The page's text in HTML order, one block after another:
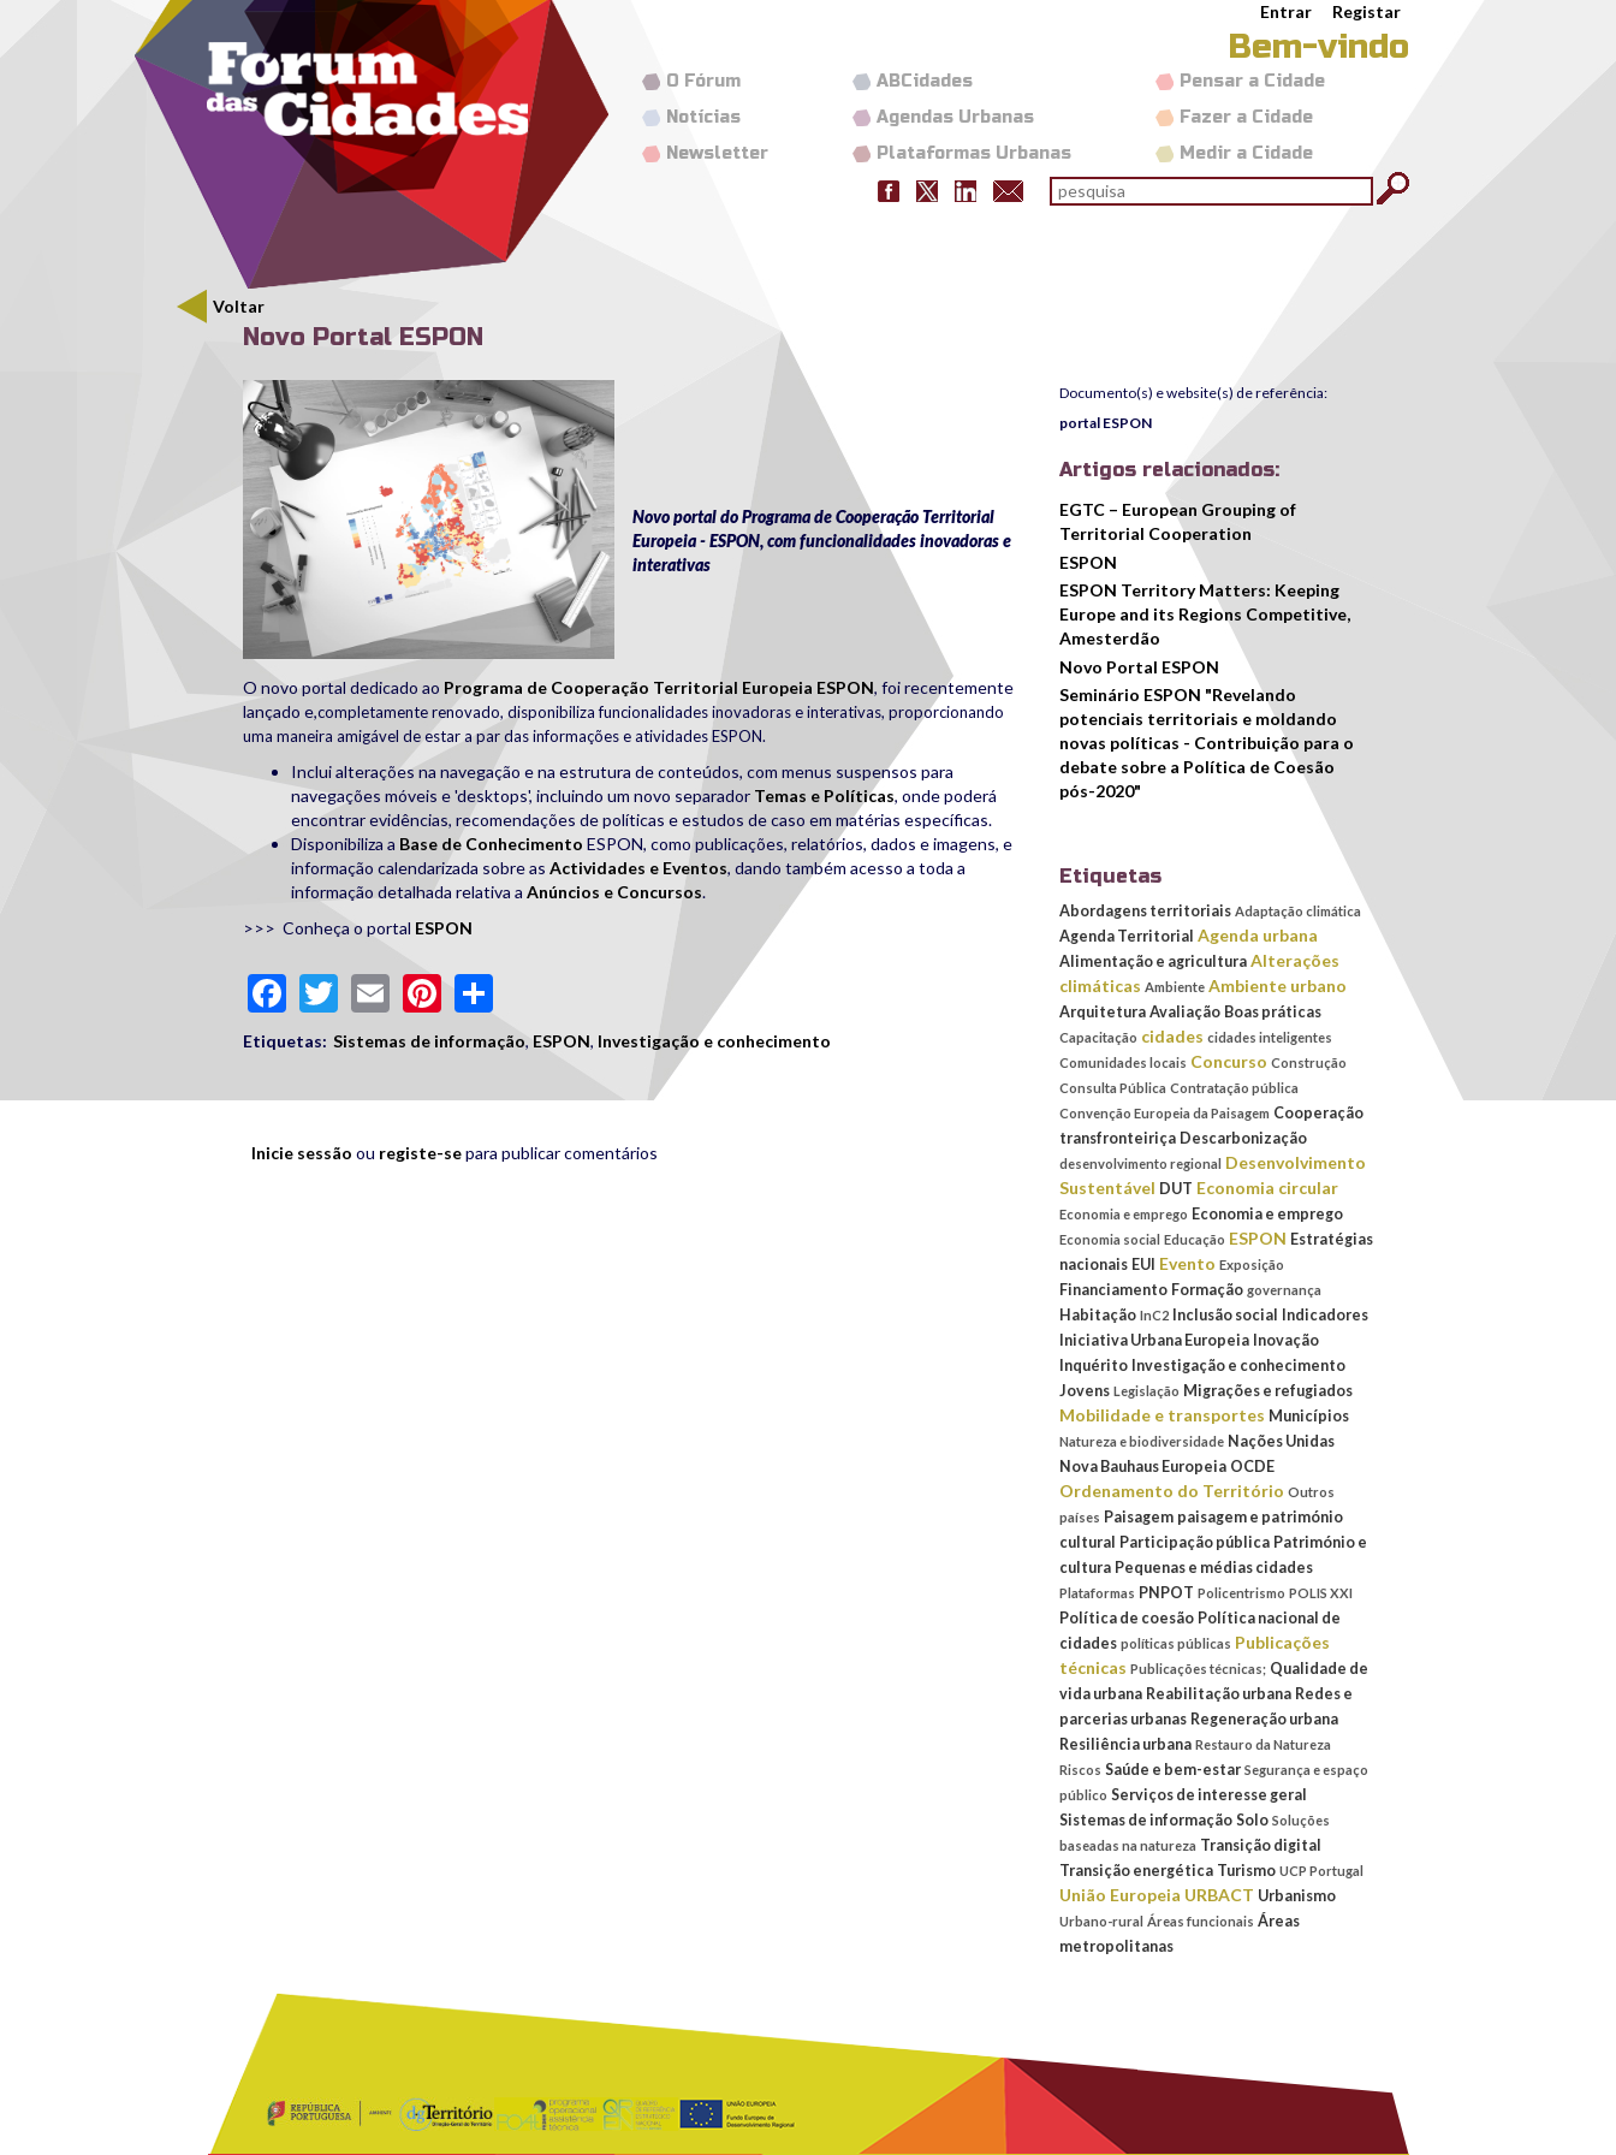
Passar para o conteúdo principalMenu secundário Entrar Registar
Bem-vindo
Pensar a Cidade
Fazer a Cidade
Medir a Cidade
ABCidades
Agendas Urbanas
Plataformas Urbanas
O Fórum
Notícias
Newsletter
Formulário de pesquisa
pesquisar
Voltar
Novo Portal ESPON
portalespon.jpg
Novo portal do Programa de Cooperação Territorial
Europeia - ESPON, com funcionalidades inovadoras e
interativas
O novo portal dedicado ao Programa de Cooperação Territorial Europeia ESPON, foi recentemente
lançado e,completamente renovado, disponibiliza funcionalidades inovadoras e interativas, proporcionando
uma maneira amigável de estar a par das informações e atividades ESPON.
Inclui alterações na navegação e na estrutura de conteúdos, com menus suspensos para
navegações móveis e 'desktops', incluindo um novo separador Temas e Políticas, onde poderá
encontrar evidências, recomendações de políticas e estudos de caso em matérias específicas.
Disponibiliza a Base de Conhecimento ESPON, como publicações, relatórios, dados e imagens, e
informação calendarizada sobre as Actividades e Eventos, dando também acesso a toda a
informação detalhada relativa a Anúncios e Concursos.
>>> Conheça o portal ESPON
Facebook
Twitter
EmailPinterest
Etiquetas: Sistemas de informação, ESPON, Investigação e conhecimento
Inicie sessão ou registe-separa publicar comentários
Documento(s) e website(s) de referência:
portal ESPON
Artigos relacionados:
EGTC – European Grouping of
Territorial Cooperation
ESPON
ESPON Territory Matters: Keeping
Europe and its Regions Competitive,
Amesterdão
Novo Portal ESPON
Seminário ESPON "Revelando
potenciais territoriais e moldando
novas políticas - Contribuição para o
debate sobre a Política de Coesão
pós-2020"
Etiquetas
Abordagens territoriais Adaptação climática
Agenda Territorial Agenda urbana
Alimentação e agricultura Alterações
climáticas Ambiente Ambiente urbano
Arquitetura Avaliação Boas práticas
Capacitação cidades cidades inteligentes
Comunidades locais Concurso Construção
Consulta Pública Contratação pública
Convenção Europeia da Paisagem Cooperação
transfronteiriça Descarbonização
desenvolvimento regional Desenvolvimento
Sustentável DUT Economia circular
Economia e emprego Economia e emprego
Economia social Educação ESPON Estratégias
nacionais EUI Evento Exposição
Financiamento Formação governança
Habitação InC2 Inclusão social Indicadores
Iniciativa Urbana Europeia Inovação
Inquérito Investigação e conhecimento
Jovens Legislação Migrações e refugiados
Mobilidade e transportes Municípios
Natureza e biodiversidade Nações Unidas
Nova Bauhaus Europeia OCDE
Ordenamento do Território Outros
países Paisagem paisagem e património
cultural Participação pública Património e
cultura Pequenas e médias cidades
Plataformas PNPOT Policentrismo POLIS XXI
Política de coesão Política nacional de
cidades políticas públicas Publicações
técnicas Publicações técnicas; Qualidade de
vida urbana Reabilitação urbana Redes e
parcerias urbanas Regeneração urbana
Resiliência urbana Restauro da Natureza
Riscos Saúde e bem-estar Segurança e espaço
público Serviços de interesse geral
Sistemas de informação Solo Soluções
baseadas na natureza Transição digital
Transição energética Turismo UCP Portugal
União Europeia URBACT Urbanismo
Urbano-rural Áreas funcionais Áreas
metropolitanas